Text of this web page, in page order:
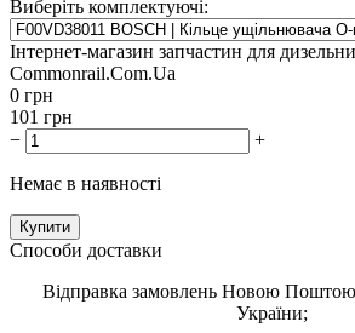
Виберіть комплектуючі:
Інтернет-магазин запчастин для
Commonrail.Com.Ua
0 грн
101 грн
−
+
Немає в наявності
Купити
Способи доставки
Відправка замовлень Новою Поштою
України;